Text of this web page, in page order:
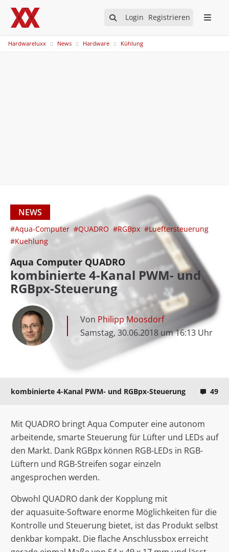
Login Registrieren
Hardwareluxx News Hardware Kühlung
NEWS
#Aqua-Computer #QUADRO #RGBpx #Lueftersteuerung
#Kuehlung
Aqua Computer QUADRO
kombinierte 4-Kanal PWM- und
RGBpx-Steuerung
Von Philipp Moosdorf
Samstag, 30.06.2018 um 16:13 Uhr
kombinierte 4-Kanal PWM- und RGBpx-Steuerung 49
Mit QUADRO bringt Aqua Computer eine autonom
arbeitende, smarte Steuerung für Lüfter und LEDs auf
den Markt. Dank RGBpx können RGB-LEDs in RGB-
Lüftern und RGB-Streifen sogar einzeln
angesprochen werden.
Obwohl QUADRO dank der Kopplung mit
der aquasuite-Software enorme Möglichkeiten für die
Kontrolle und Steuerung bietet, ist das Produkt selbst
denkbar kompakt. Die flache Anschlussbox erreicht